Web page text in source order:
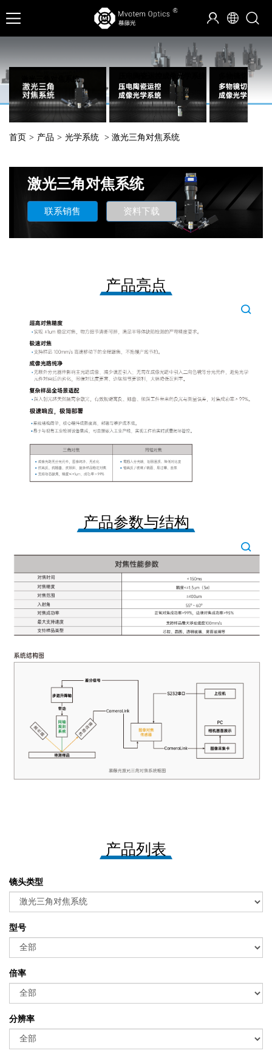
激光三角对焦系统 压电陶瓷运控成像光学系统 多物镜切换成
首页 > 产品 > 光学系统 > 激光三角对焦系统
激光三角对焦系统
联系销售 资料下载
产品亮点
产品参数与结构
产品列表
镜头类型
型号
倍率
分辨率